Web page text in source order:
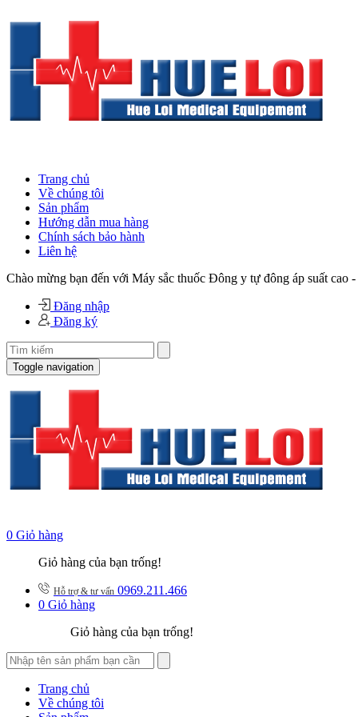
Trang chủ
Về chúng tôi
Sản phẩm
Hướng dẫn mua hàng
Chính sách bảo hành
Liên hệ
Chào mừng bạn đến với Máy sắc thuốc Đông y tự đông áp suất
Đăng nhập
Đăng ký
Toggle navigation
0 Giỏ hàng
Giỏ hàng của bạn trống!
Hỗ trợ & tư vấn 0969.211.466
0 Giỏ hàng
Giỏ hàng của bạn trống!
Trang chủ
Về chúng tôi